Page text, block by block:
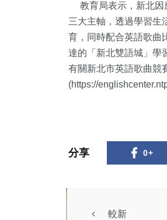
教育局表示，新北因
三大主軸，透過學習生
育，同時配合英語歌曲
達的「新北雙語城」學
有關新北市英語歌曲競
(https://
分享 0+
較新